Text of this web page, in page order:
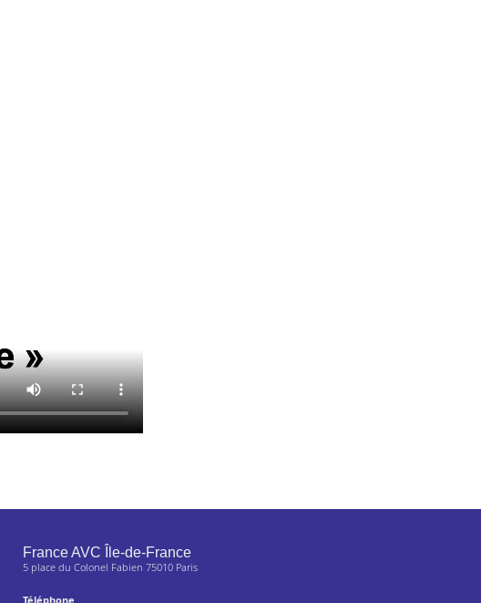
France AVC Île-de-France
5 place du Colonel Fabien 75010 Paris
Téléphone